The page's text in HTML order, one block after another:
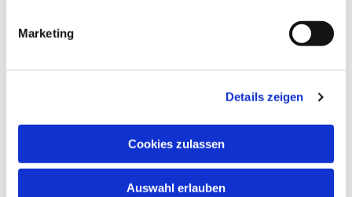
Marketing
Details zeigen
Cookies zulassen
Auswahl erlauben